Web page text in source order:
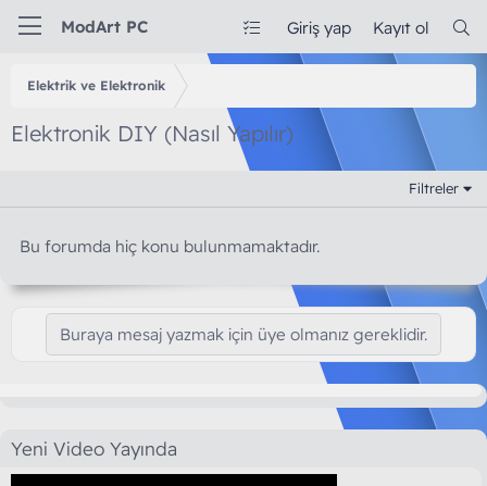
ModArt PC Giriş yap Kayıt ol
Elektrik ve Elektronik
Elektronik DIY (Nasıl Yapılır)
Filtreler
Bu forumda hiç konu bulunmamaktadır.
Buraya mesaj yazmak için üye olmanız gereklidir.
Yeni Video Yayında